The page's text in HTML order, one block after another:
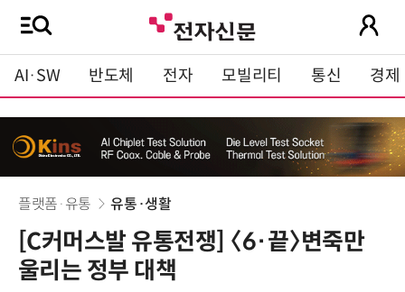
AI·SW 반도체 전자 모빌리티 통신 경제
플랫폼·유통 유통·생활
[C커머스발 유통전쟁] 〈6·끝〉변죽만
울리는 정부 대책